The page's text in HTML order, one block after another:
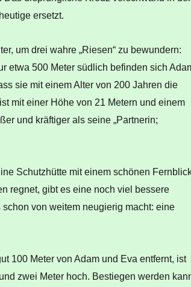
ersetzt.
um drei wahre „Riesen“ zu bewundern:
etwa 500 Meter südlich befinden sich
sie mit einem Alter von 200 Jahren die
mit einer Höhe von 21 Metern und einem
und kräftiger als seine „Partnerin;
Schutzhütte mit einem schönen
regnet, gibt es eine noch viel bessere
von weitem neugierig macht: eine
100 Meter von Adam und Eva entfernt, ist
zwei Meter hoch. Bestiegen werden